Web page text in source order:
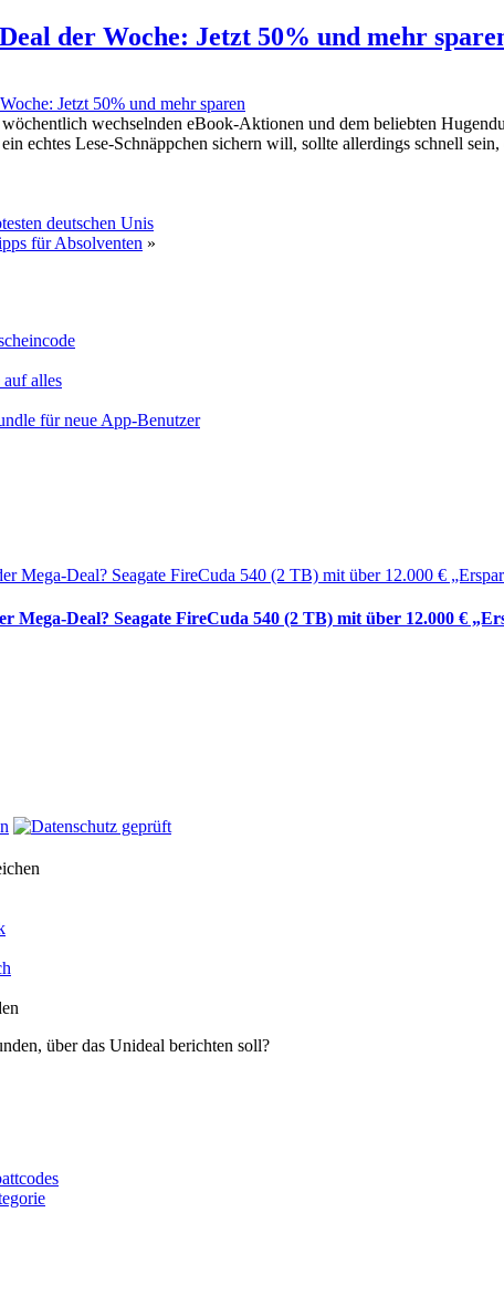
der Woche: Jetzt 50% und mehr
wöchentlich wechselnden eBook-Aktionen und dem beliebten
echtes Lese-Schnäppchen sichern will, sollte allerdings schnell
deutschen Unis
für Absolventen »
alles
für neue App-Benutzer
Mega-Deal? Seagate FireCuda 540 (2 TB) mit über 12.000 €
über das Unideal berichten soll?